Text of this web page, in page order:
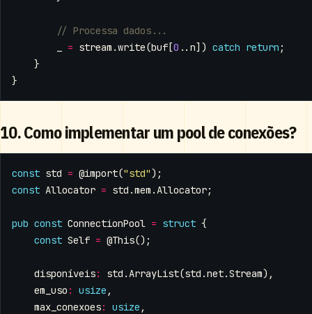
= stream .write(buf [0 .. n]) catch return ;
}
}
10. Como implementar um pool de conexões?
const std = @import("std");
const Allocator = std .mem .Allocator;
pub const ConnectionPool = struct {
const Self = @This();
disponíveis: std .ArrayList(std .net.Stream),
em_uso : usize ,
max_conexoes: usize ,